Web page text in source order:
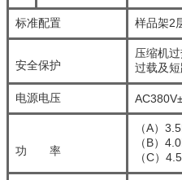
标准配置 样品架2层
安全保护
压缩机过
过载及
电源电压
功 率
（A）
（B）
（C）